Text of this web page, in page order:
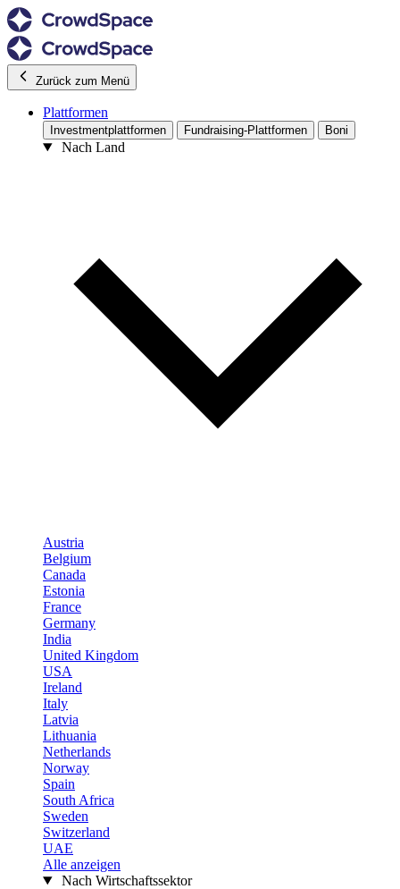
Zurück zum Menü
Plattformen
Investmentplattformen Fundraising-Plattformen Boni
Nach Land
Austria
Belgium
Canada
Estonia
France
Germany
India
United Kingdom
USA
Ireland
Italy
Latvia
Lithuania
Netherlands
Norway
Spain
South Africa
Sweden
Switzerland
UAE
Alle anzeigen
Nach Wirtschaftssektor